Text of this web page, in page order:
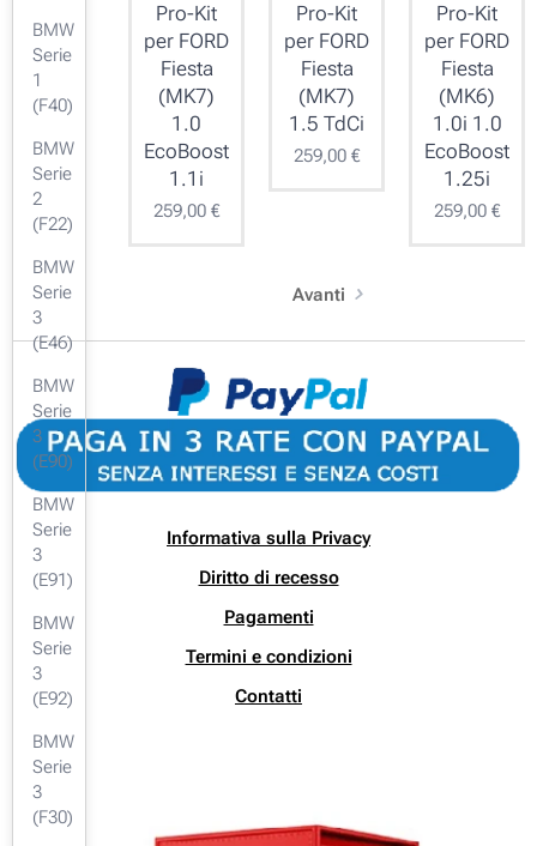
BMW
Serie
1
(F40)
BMW
Serie
2
(F22)
BMW
Serie
3
(E46)
BMW
Serie
3
(E90)
BMW
Serie
3
(E91)
BMW
Serie
3
(E92)
BMW
Serie
3
(F30)
Pro-Kit
per FORD
Fiesta
(MK7)
1.0
EcoBoost
1.1i
259,00€
Pro-Kit
per FORD
Fiesta
(MK7)
1.5 TdCi
259,00€
Pro-Kit
per FORD
Fiesta
(MK6)
1.0i 1.0
EcoBoost
1.25i
259,00€
Avanti
Informativa sulla Privacy
Diritto di recesso
Pagamenti
Termini e condizioni
Contatti